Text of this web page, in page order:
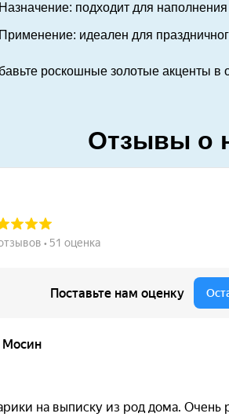
подходит для
идеален для
роскошные золотые акценты в
Отзывы о